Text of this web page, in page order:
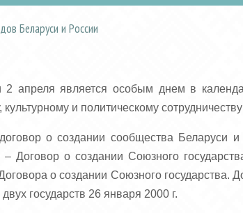
Беларуси и России
апреля является особым днем в
и политическому
о создании сообщества
Договор о создании Союзного
о создании Союзного государства.
государств 26 января 2000 г.